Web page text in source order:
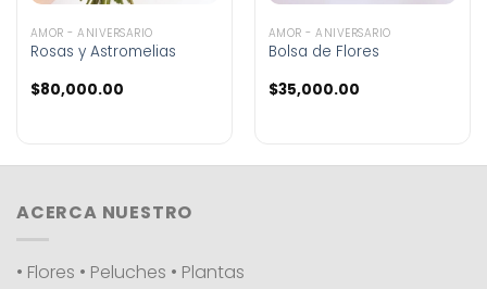
AMOR - ANIVERSARIO
Rosas y Astromelias
$80,000.00
AMOR - ANIVERSARIO
Bolsa de Flores
$35,000.00
ACERCA NUESTRO
• Flores • Peluches • Plantas